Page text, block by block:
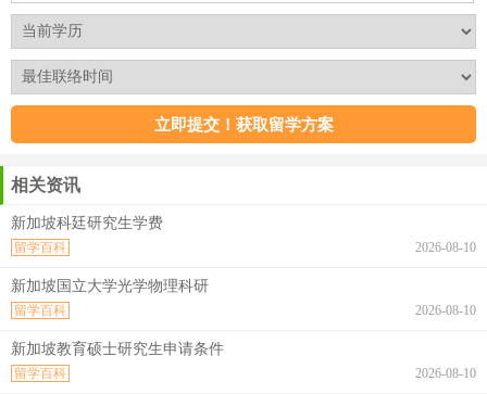
相关资讯
新加坡科廷研究生学费
2026-08-10
留学百科
新加坡国立大学光学物理科研
2026-08-10
留学百科
新加坡教育硕士研究生申请条件
2026-08-10
留学百科